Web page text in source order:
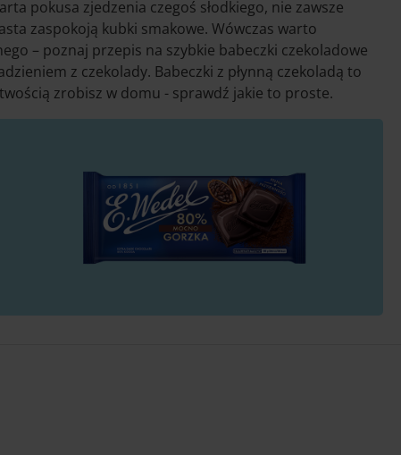
pokusa zjedzenia czegoś słodkiego, nie zawsze
zaspokoją kubki smakowe. Wówczas warto
– poznaj przepis na szybkie babeczki czekoladowe
z czekolady. Babeczki z płynną czekoladą to
zrobisz w domu - sprawdź jakie to proste.